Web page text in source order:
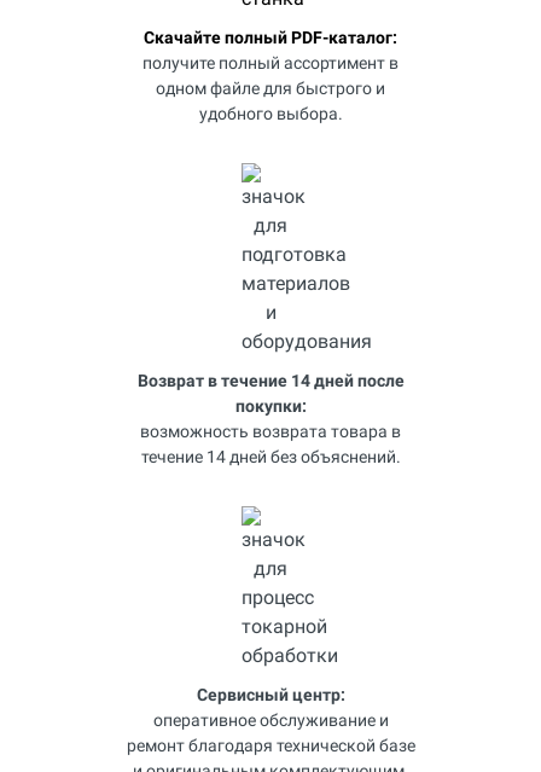
Скачайте полный PDF-каталог:
получите полный ассортимент в
одном файле для быстрого и
удобного выбора.
Возврат в течение 14 дней после
покупки:
возможность возврата товара в
течение 14 дней без объяснений.
Сервисный центр:
оперативное обслуживание и
ремонт благодаря технической базе